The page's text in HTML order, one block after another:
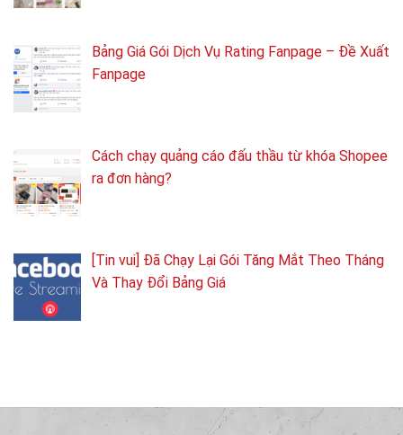
Bảng Giá Gói Dịch Vụ Rating Fanpage – Đề Xuất
Fanpage
Cách chạy quảng cáo đấu thầu từ khóa Shopee
ra đơn hàng?
[Tin vui] Đã Chạy Lại Gói Tăng Mắt Theo Tháng
Và Thay Đổi Bảng Giá